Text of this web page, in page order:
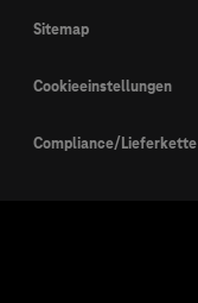
Sitemap
Cookieeinstellungen
Compliance/Lieferkette